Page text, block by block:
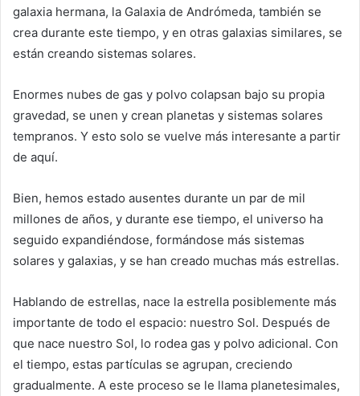
galaxia hermana, la Galaxia de Andrómeda, también se
crea durante este tiempo, y en otras galaxias similares, se
están creando sistemas solares.
Enormes nubes de gas y polvo colapsan bajo su propia
gravedad, se unen y crean planetas y sistemas solares
tempranos. Y esto solo se vuelve más interesante a partir
de aquí.
Bien, hemos estado ausentes durante un par de mil
millones de años, y durante ese tiempo, el universo ha
seguido expandiéndose, formándose más sistemas
solares y galaxias, y se han creado muchas más estrellas.
Hablando de estrellas, nace la estrella posiblemente más
importante de todo el espacio: nuestro Sol. Después de
que nace nuestro Sol, lo rodea gas y polvo adicional. Con
el tiempo, estas partículas se agrupan, creciendo
gradualmente. A este proceso se le llama planetesimales,